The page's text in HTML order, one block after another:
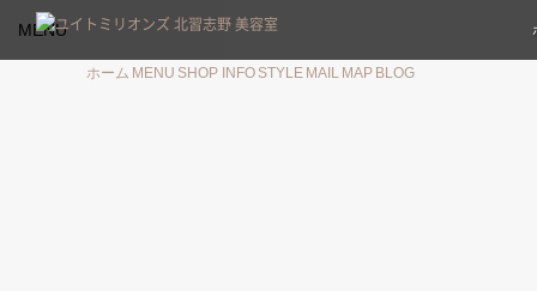
MENU
ホーム MENU SHOP INFO STYLE MAIL MAP BLOG